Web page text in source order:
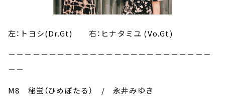
左：トヨシ(Dr.Gt) 右：ヒナタミユ (Vo.Gt)
－－－－－－－－－－－－－－－－－－－－－－－－－
－－
M8 秘蛍（ひめぼたる） / 永井みゆき